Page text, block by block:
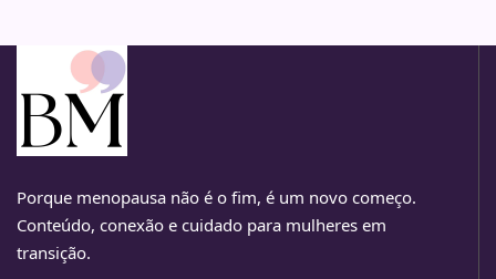
Porque menopausa não é o fim, é um novo começo.
Conteúdo, conexão e cuidado para mulheres em
transição.